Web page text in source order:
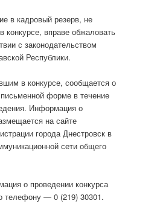
в кадровый резерв, не
конкурсе, вправе обжаловать
с законодательством
Республики.
в конкурсе, сообщается о
письменной форме в течение
Информация о
на сайте
города Днестровск в
сети общего
о проведении конкурса
телефону — 0 (219) 30301.